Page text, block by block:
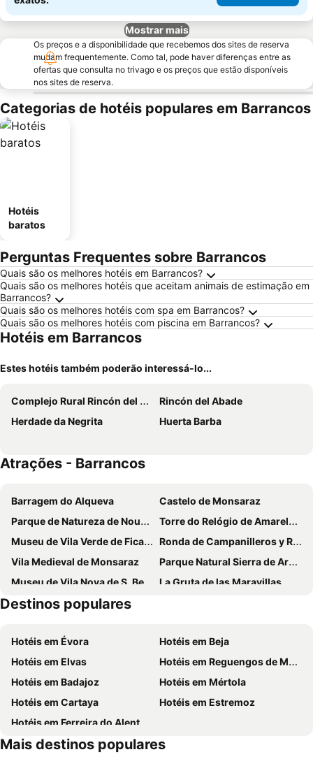
Mostrar mais
Os preços e a disponibilidade que recebemos dos sites de reserva
mudam frequentemente. Como tal, pode haver diferenças entre as
ofertas que consulta no trivago e os preços que estão disponíveis
nos sites de reserva.
Categorias de hotéis populares em Barrancos
Hotéis
baratos
Perguntas Frequentes sobre Barrancos
Quais são os melhores hotéis em Barrancos?
Quais são os melhores hotéis que aceitam animais de estimação em
Barrancos?
Quais são os melhores hotéis com spa em Barrancos?
Quais são os melhores hotéis com piscina em Barrancos?
Hotéis em Barrancos
Estes hotéis também poderão interessá-lo...
Complejo Rural Rincón del Paraíso
Rincón del Abade
Herdade da Negrita
Huerta Barba
Atrações - Barrancos
Barragem do Alqueva
Castelo de Monsaraz
Parque de Natureza de Noudar
Torre do Relógio de Amareleja
Museu de Vila Verde de Ficalho
Ronda de Campanilleros y Rosario de la Aurora
Vila Medieval de Monsaraz
Parque Natural Sierra de Aracena y Picos de Aroche
Museu de Vila Nova de S. Bento
La Gruta de las Maravillas
Feria de Agosto
Fregenal de la Sierra
Las Pizarrillas
Fiestas en honor a Nuestra Señora de Consolación
Capeas
Destinos populares
Hotéis em Évora
Hotéis em Beja
Hotéis em Elvas
Hotéis em Reguengos de Monsaraz
Hotéis em Badajoz
Hotéis em Mértola
Hotéis em Cartaya
Hotéis em Estremoz
Hotéis em Ferreira do Alentejo
Mais destinos populares